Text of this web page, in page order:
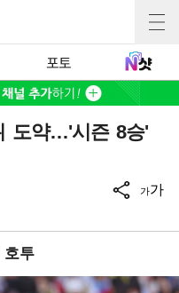
포토
도약…'시즌 8승'
가가
호투